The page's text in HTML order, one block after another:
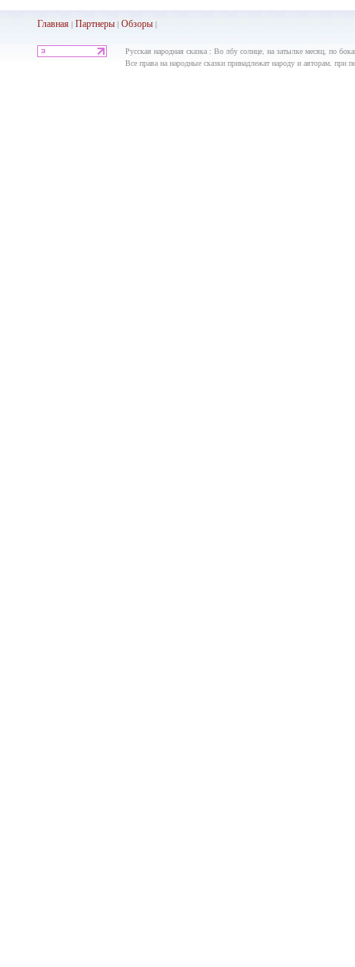
Главная| Партнеры| Обзоры|
Русская народная сказка : Во лбу солнце, на затылке месяц, по
Все права на народные сказки принадлежат народу и авторам, при